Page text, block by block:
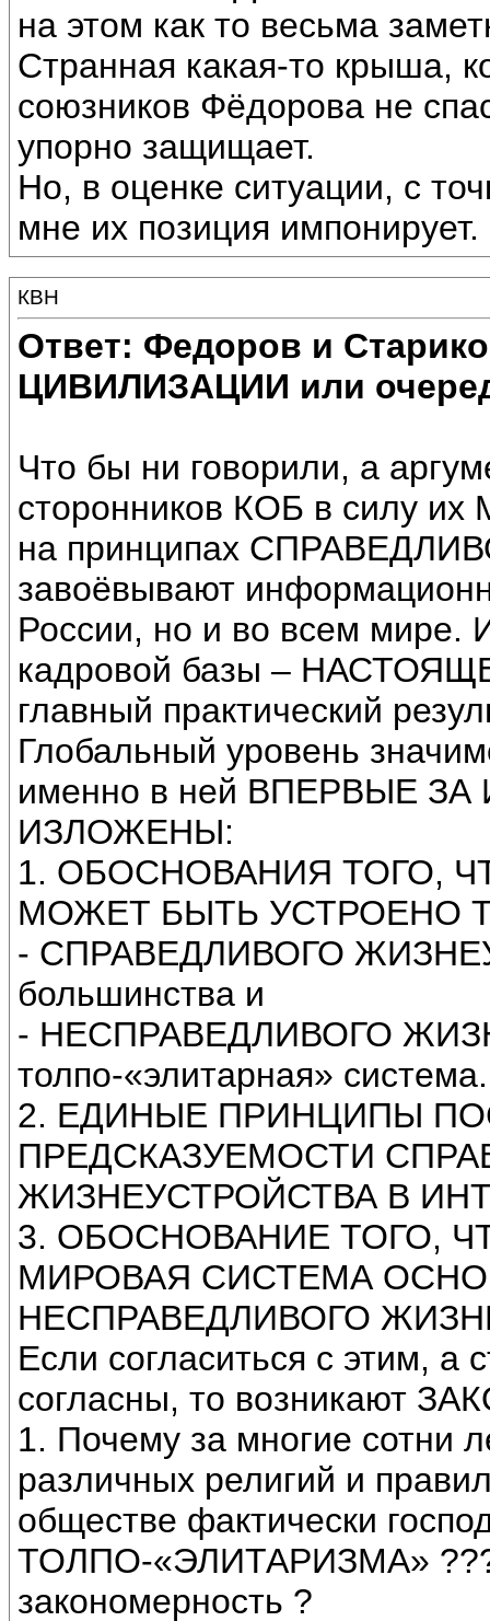
на этом как то весьма
Странная какая-то крыша,
союзников Фёдорова не
упорно защищает.
Но, в оценке ситуации, с
мне их позиция импонирует.
КВН
Ответ: Федоров и
ЦИВИЛИЗАЦИИ или
Что бы ни говорили, а
сторонников КОБ в силу
на принципах
завоёвывают
России, но и во всем
кадровой базы –
главный практический
Глобальный уровень
именно в ней ВПЕРВЫЕ
ИЗЛОЖЕНЫ:
1. ОБОСНОВАНИЯ ТОГО,
МОЖЕТ БЫТЬ УСТРОЕНО
- СПРАВЕДЛИВОГО
большинства и
- НЕСПРАВЕДЛИВОГО
толпо-«элитарная» система.
2. ЕДИНЫЕ ПРИНЦИПЫ
ПРЕДСКАЗУЕМОСТИ
ЖИЗНЕУСТРОЙСТВА В
3. ОБОСНОВАНИЕ ТОГО,
МИРОВАЯ СИСТЕМА
НЕСПРАВЕДЛИВОГО
Если согласиться с этим, а
согласны, то возникают
1. Почему за многие сотни
различных религий и
обществе фактически
ТОЛПО-«ЭЛИТАРИЗМА» ???
закономерность ?